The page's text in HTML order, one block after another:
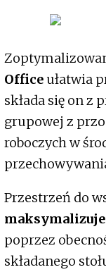
Office ułatwia
składa się on z
grupowej z
roboczych w
Przestrzeń do
maksymalizuje
poprzez
składanego